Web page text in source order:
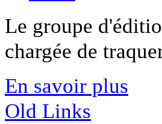
Le groupe
chargée de
En savoir plus
Old Links